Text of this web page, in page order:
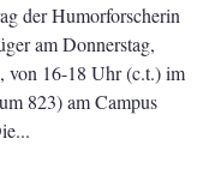
der Humorforscherin
am Donnerstag,
von 16-18 Uhr (c.t.) im
823) am Campus